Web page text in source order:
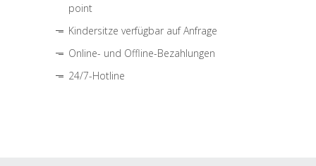
point
Kindersitze verfügbar auf Anfrage
Online- und Offline-Bezahlungen
24/7-Hotline